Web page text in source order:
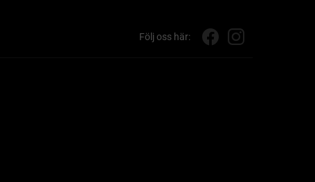
Följ oss här: